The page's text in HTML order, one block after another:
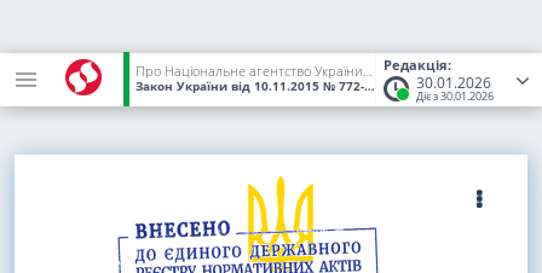
Редакція:
30.01.2026
Діє з 30.01.2026
Про Національне агентство України з питань виявлення, розшуку та управління активами, одержаними від корупційних та інших злочинів
Закон України від 10.11.2015 № 772-VIII (Статус:Чинний)